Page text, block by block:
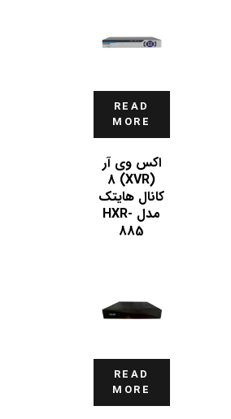
READ
MORE
اکس وی آر
(XVR) 8
کانال هایتک
مدل HXR-
885
READ
MORE